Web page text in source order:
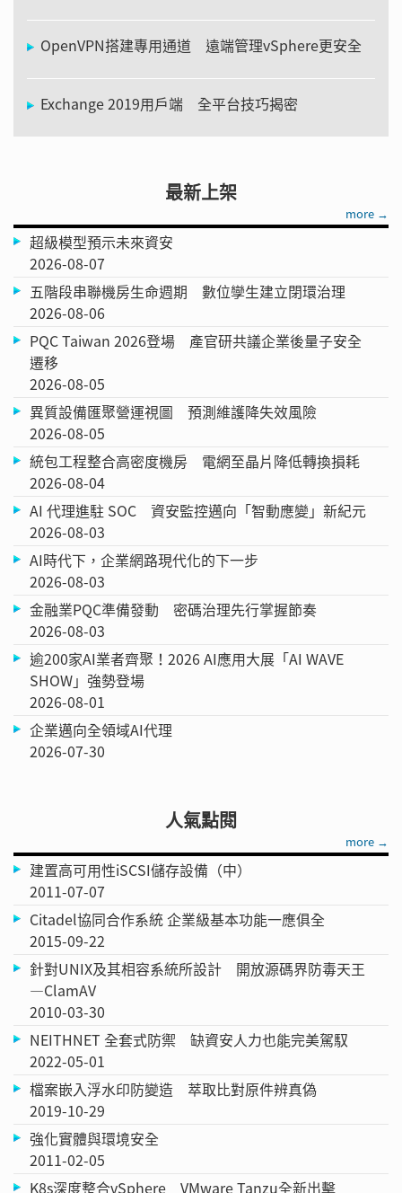
OpenVPN搭建專用通道 遠端管理vSphere更安全
Exchange 2019用戶端 全平台技巧揭密
最新上架
more →
超級模型預示未來資安
2026-08-07
五階段串聯機房生命週期 數位孿生建立閉環治理
2026-08-06
PQC Taiwan 2026登場 產官研共議企業後量子安全
遷移
2026-08-05
異質設備匯聚營運視圖 預測維護降失效風險
2026-08-05
統包工程整合高密度機房 電網至晶片降低轉換損耗
2026-08-04
AI 代理進駐 SOC 資安監控邁向「智動應變」新紀元
2026-08-03
AI時代下，企業網路現代化的下一步
2026-08-03
金融業PQC準備發動 密碼治理先行掌握節奏
2026-08-03
逾200家AI業者齊聚！2026 AI應用大展「AI WAVE
SHOW」強勢登場
2026-08-01
企業邁向全領域AI代理
2026-07-30
人氣點閱
more →
建置高可用性iSCSI儲存設備（中）
2011-07-07
Citadel協同合作系統 企業級基本功能一應俱全
2015-09-22
針對UNIX及其相容系統所設計 開放源碼界防毒天王
—ClamAV
2010-03-30
NEITHNET 全套式防禦 缺資安人力也能完美駕馭
2022-05-01
檔案嵌入浮水印防變造 萃取比對原件辨真偽
2019-10-29
強化實體與環境安全
2011-02-05
K8s深度整合vSphere VMware Tanzu全新出擊